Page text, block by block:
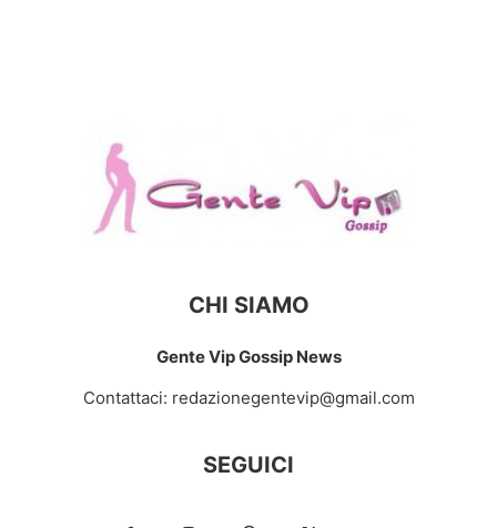
CHI SIAMO
Gente Vip Gossip News
Contattaci: redazionegentevip@gmail.com
SEGUICI